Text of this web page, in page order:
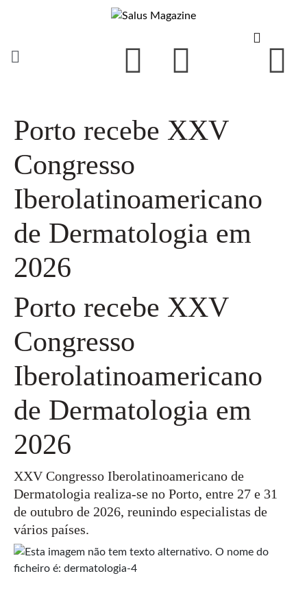
Porto recebe XXV
Congresso
Iberolatinoamericano
de Dermatologia em
2026
Porto recebe XXV
Congresso
Iberolatinoamericano
de Dermatologia em
2026
XXV Congresso Iberolatinoamericano de
Dermatologia realiza-se no Porto, entre 27 e 31
de outubro de 2026, reunindo especialistas de
vários países.